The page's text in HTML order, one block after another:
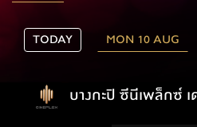
TODAY MON 10 AUG
บางกะปิ ซีนีเพล็กซ์ เดอะมอลล์